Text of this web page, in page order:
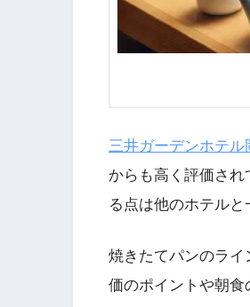
三井ガーデンホテル
からも高く評価さ
る点は他のホテルと
焼きたてパンのラ
価のポイントや朝食